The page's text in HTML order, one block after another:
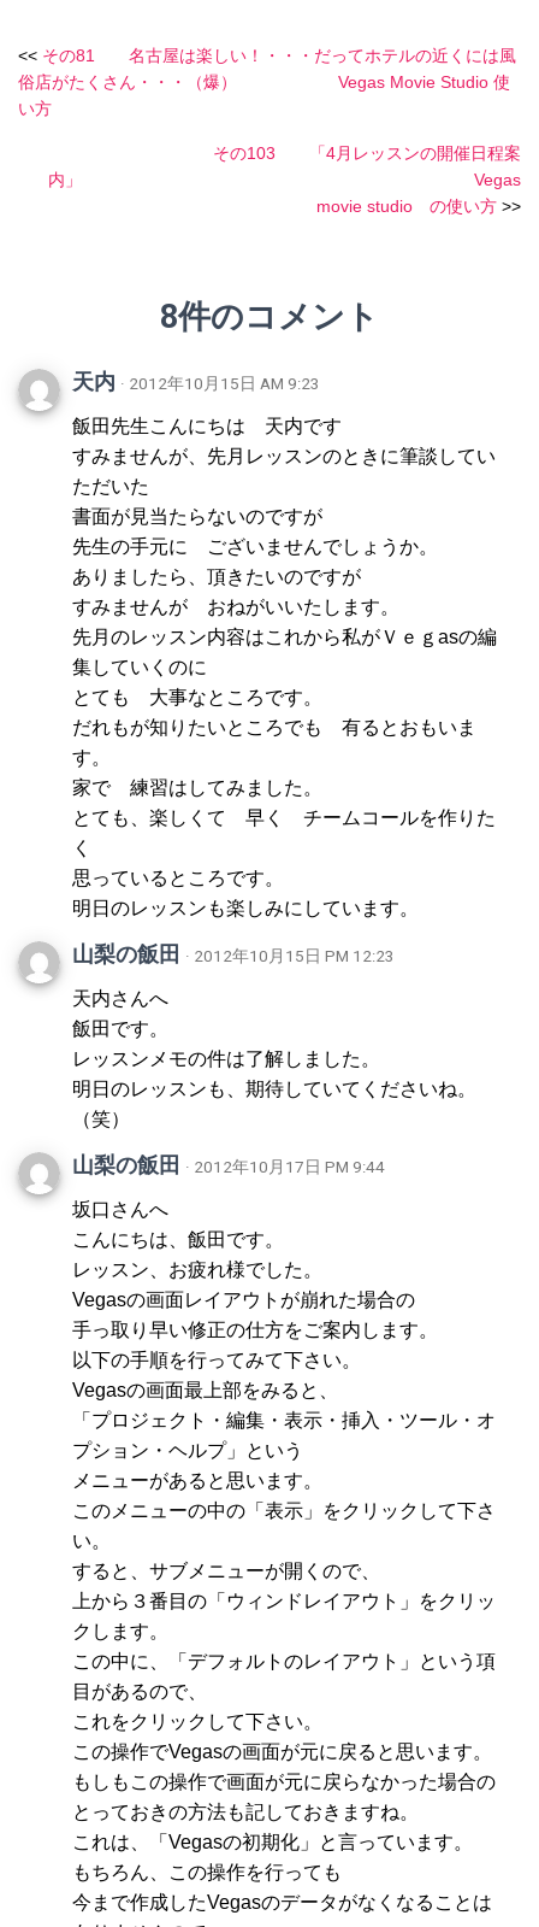
<< その81 名古屋は楽しい！・・・だってホテルの近くには風
俗店がたくさん・・・（爆） Vegas Movie Studio 使
い方
その103 「4月レッスンの開催日程案
内」 Vegas
movie studio の使い方 >>
8件のコメント
天内 · 2012年10月15日 AM 9:23
飯田先生こんにちは 天内です
すみませんが、先月レッスンのときに筆談してい
ただいた
書面が見当たらないのですが
先生の手元に ございませんでしょうか。
ありましたら、頂きたいのですが
すみませんが おねがいいたします。
先月のレッスン内容はこれから私がＶｅｇasの編
集していくのに
とても 大事なところです。
だれもが知りたいところでも 有るとおもいま
す。
家で 練習はしてみました。
とても、楽しくて 早く チームコールを作りた
く
思っているところです。
明日のレッスンも楽しみにしています。
山梨の飯田 · 2012年10月15日 PM 12:23
天内さんへ
飯田です。
レッスンメモの件は了解しました。
明日のレッスンも、期待していてくださいね。
（笑）
山梨の飯田 · 2012年10月17日 PM 9:44
坂口さんへ
こんにちは、飯田です。
レッスン、お疲れ様でした。
Vegasの画面レイアウトが崩れた場合の
手っ取り早い修正の仕方をご案内します。
以下の手順を行ってみて下さい。
Vegasの画面最上部をみると、
「プロジェクト・編集・表示・挿入・ツール・オ
プション・ヘルプ」という
メニューがあると思います。
このメニューの中の「表示」をクリックして下さ
い。
すると、サブメニューが開くので、
上から３番目の「ウィンドレイアウト」をクリッ
クします。
この中に、「デフォルトのレイアウト」という項
目があるので、
これをクリックして下さい。
この操作でVegasの画面が元に戻ると思います。
もしもこの操作で画面が元に戻らなかった場合の
とっておきの方法も記しておきますね。
これは、「Vegasの初期化」と言っています。
もちろん、この操作を行っても
今まで作成したVegasのデータがなくなることは